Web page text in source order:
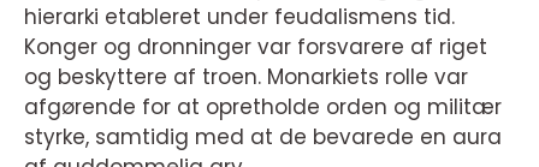
hierarki etableret under feudalismens tid.
Konger og dronninger var forsvarere af riget
og beskyttere af troen. Monarkiets rolle var
afgørende for at opretholde orden og militær
styrke, samtidig med at de bevarede en aura